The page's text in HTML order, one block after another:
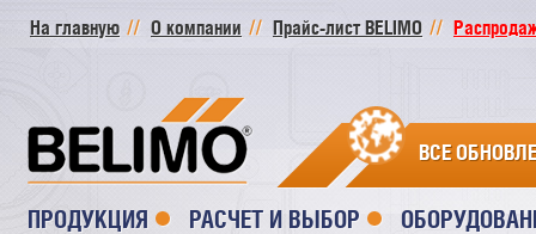
На главную О компании Прайс-лист BELIMO
ВСЕ
ПРОДУКЦИЯ РАСЧЕТ И ВЫБОР